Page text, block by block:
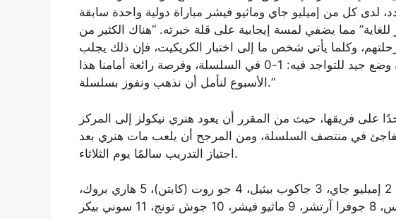
للغاية” مما يضفي لمسة إيجابية على قلة خبرته. “هناك الكثير من
رحلتهم، وكلما يأتي شخص ما إلى اختبار الكريكيت، فإن ذلك يجلب
الكثير من الطاقة للفريق، لذلك إنه وضع جيد للتواجد فيه: 1-0 في السلسلة، وفرصة رائعة أمامنا هذا
الأسبوع لنأمل أن نذهب ونفوز بسلسلة.”
على فريقها، حيث من المقرر أن يعود هنري نيكولز إلى المركز
في منتصف السلسلة، ومن المرجح أن يلعب مات هنري بعد
اجتياز التدريب سالمًا يوم الثلاثاء.
1 بن داكيت، 2 إميليو جاي، 3 جاكوب بيثيل، 4 جو روت (كابتن)، 5 هاري بروك،